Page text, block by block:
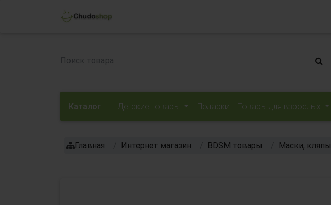
Каталог Детские товары Подарки Товары для взрослых
Главная Интернет магазин BDSM товары Маски, кляпы